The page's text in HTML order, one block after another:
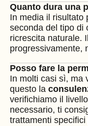
Quanto dura una
In media il risultato
seconda del tipo di
ricrescita naturale.
progressivamente,
Posso fare la
In molti casi sì, ma
questo la
verifichiamo il
necessario, ti
trattamenti